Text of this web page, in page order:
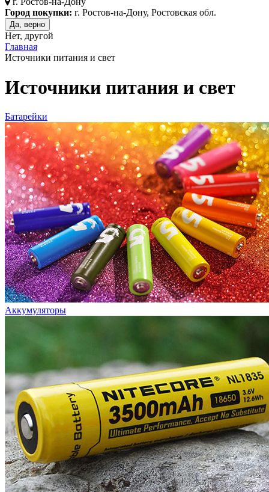
Город покупки: г. Ростов-на-Дону, Ростовская обл.
Да, верно
Нет, другой
Главная
Источники питания и свет
Источники питания и свет
Батарейки
Аккумуляторы